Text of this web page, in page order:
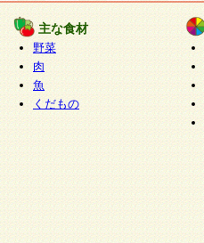
主な食材
野菜
肉
魚
くだもの